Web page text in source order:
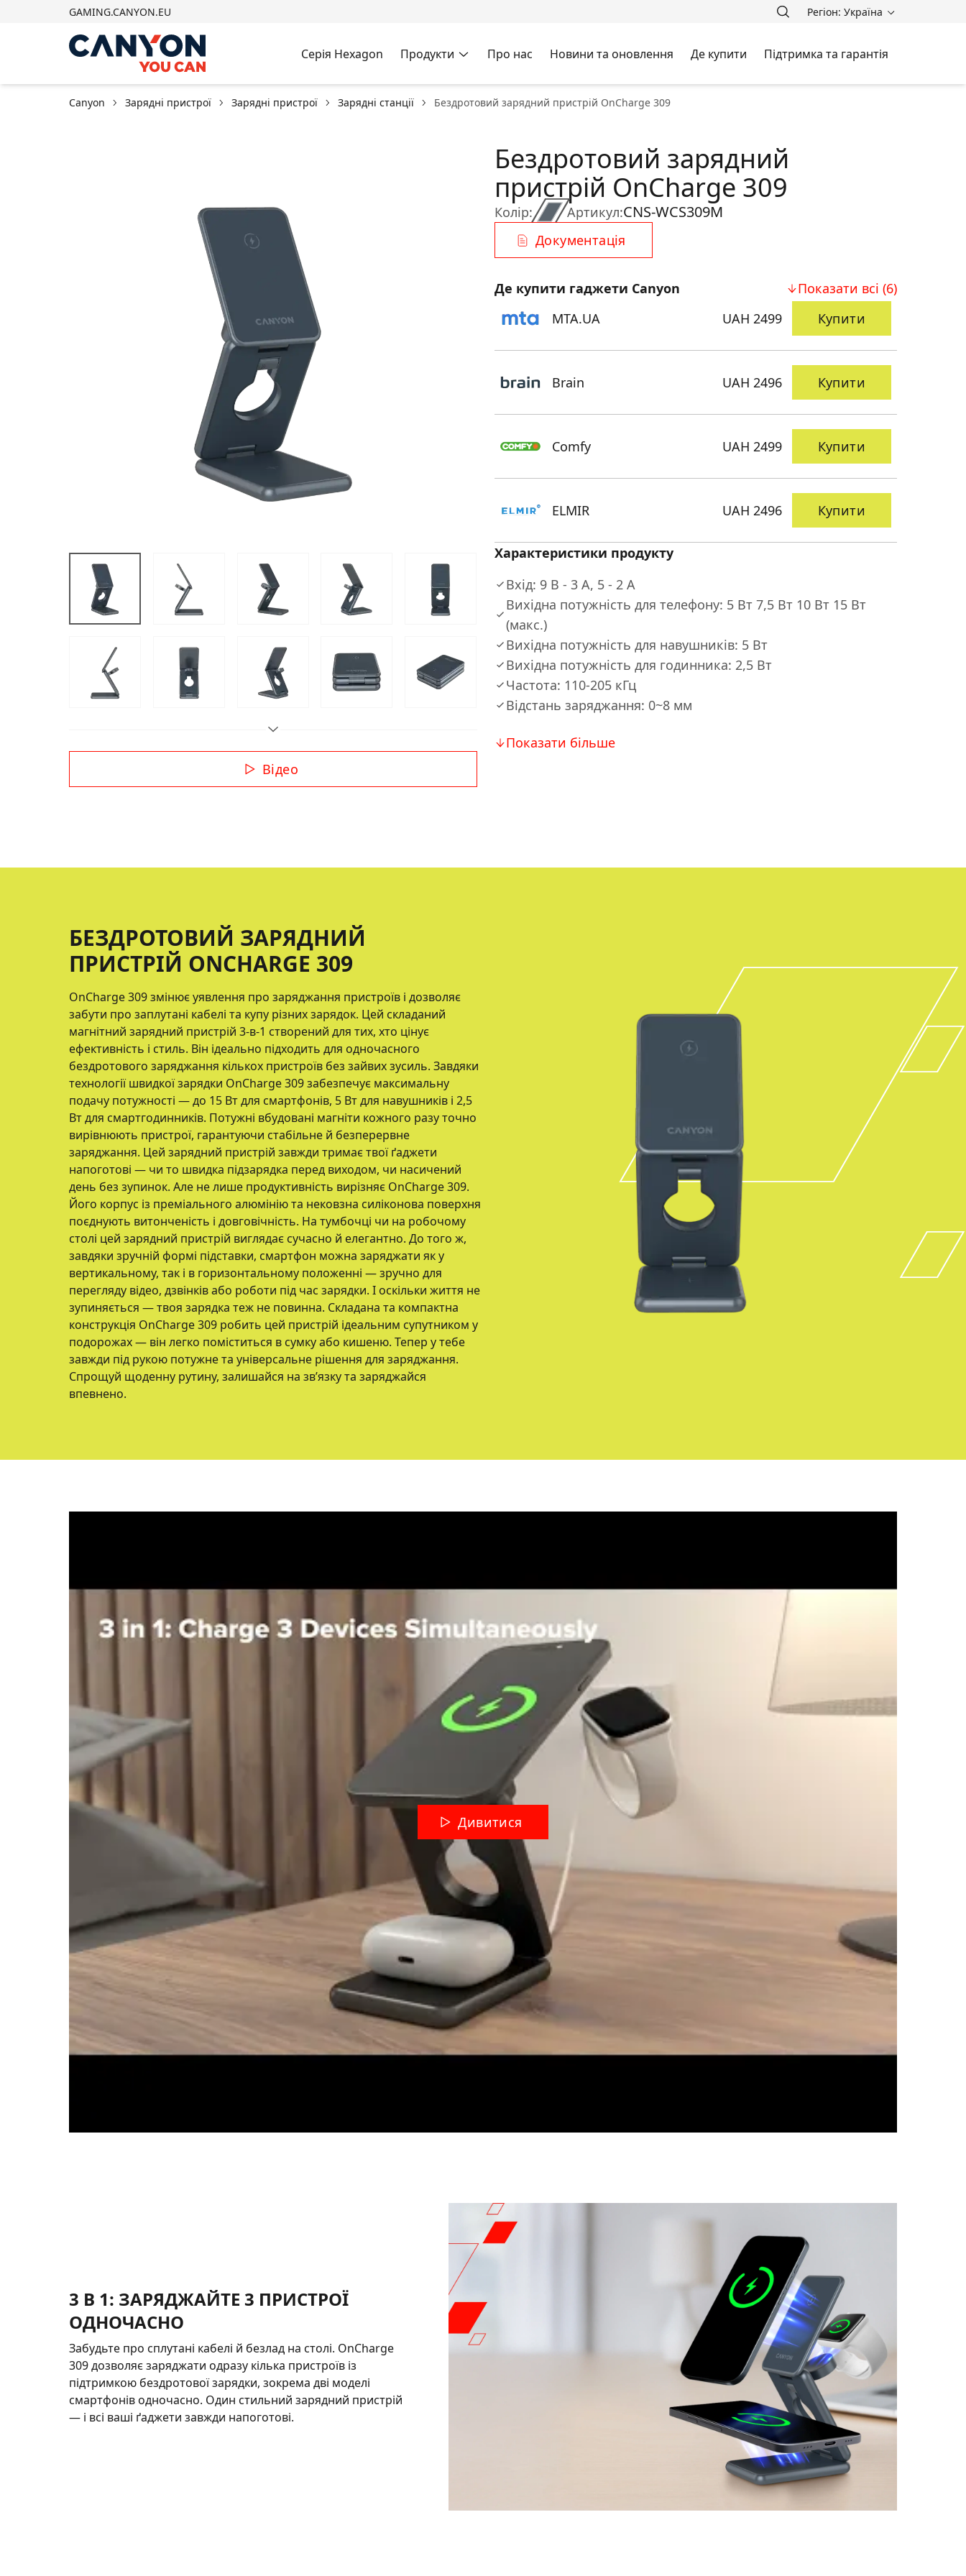
GAMING.CANYON.EU Регіон: Україна
Серія Hexagon Продукти Про нас Новини та оновлення Де купити Підтримка та гарантія
Canyon Зарядні пристрої Зарядні пристрої Зарядні станції Бездротовий зарядний пристрій OnCharge 309
Відео
Колір:
Бездротовий зарядний
пристрій OnCharge 309
Артикул:CNS-WCS309M
Документація
Характеристики продукту
Вхід: 9 В - 3 А, 5 - 2 А
Вихідна потужність для телефону: 5 Вт 7,5 Вт 10 Вт 15 Вт
(макс.)
Вихідна потужність для навушників: 5 Вт
Вихідна потужність для годинника: 2,5 Вт
Частота: 110-205 кГц
Відстань заряджання: 0~8 мм
Показати більше
Де купити гаджети Canyon
MTA.UA
UAH 2499 Купити
Brain UAH 2496 Купити
Comfy UAH 2499 Купити
ELMIR UAH 2496 Купити
Показати всі (6)
БЕЗДРОТОВИЙ ЗАРЯДНИЙ
ПРИСТРІЙ ONCHARGE 309
OnCharge 309 змінює уявлення про заряджання пристроїв і дозволяє
забути про заплутані кабелі та купу різних зарядок. Цей складаний
магнітний зарядний пристрій 3-в-1 створений для тих, хто цінує
ефективність і стиль. Він ідеально підходить для одночасного
бездротового заряджання кількох пристроїв без зайвих зусиль. Завдяки
технології швидкої зарядки OnCharge 309 забезпечує максимальну
подачу потужності — до 15 Вт для смартфонів, 5 Вт для навушників і 2,5
Вт для смартгодинників. Потужні вбудовані магніти кожного разу точно
вирівнюють пристрої, гарантуючи стабільне й безперервне
заряджання. Цей зарядний пристрій завжди тримає твої ґаджети
напоготові — чи то швидка підзарядка перед виходом, чи насичений
день без зупинок. Але не лише продуктивність вирізняє OnCharge 309.
Його корпус із преміального алюмінію та нековзна силіконова поверхня
поєднують витонченість і довговічність. На тумбочці чи на робочому
столі цей зарядний пристрій виглядає сучасно й елегантно. До того ж,
завдяки зручній формі підставки, смартфон можна заряджати як у
вертикальному, так і в горизонтальному положенні — зручно для
перегляду відео, дзвінків або роботи під час зарядки. І оскільки життя не
зупиняється — твоя зарядка теж не повинна. Складана та компактна
конструкція OnCharge 309 робить цей пристрій ідеальним супутником у
подорожах — він легко поміститься в сумку або кишеню. Тепер у тебе
завжди під рукою потужне та універсальне рішення для заряджання.
Спрощуй щоденну рутину, залишайся на зв’язку та заряджайся
впевнено.
Дивитися
3 В 1: ЗАРЯДЖАЙТЕ 3 ПРИСТРОЇ
ОДНОЧАСНО
Забудьте про сплутані кабелі й безлад на столі. OnCharge
309 дозволяє заряджати одразу кілька пристроїв із
підтримкою бездротової зарядки, зокрема дві моделі
смартфонів одночасно. Один стильний зарядний пристрій
— і всі ваші ґаджети завжди напоготові.